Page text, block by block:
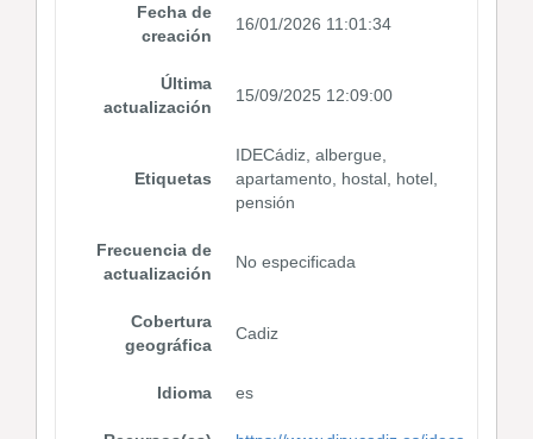
Fecha de
creación
16/01/2026 11:01:34
Última
actualización
15/09/2025 12:09:00
Etiquetas
IDECádiz, albergue,
apartamento, hostal, hotel,
pensión
Frecuencia de
actualización
No especificada
Cobertura
geográfica
Cadiz
Idioma es